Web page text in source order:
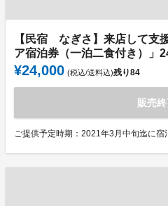
【民宿 なぎさ】来店して支
ア宿泊券（一泊二食付き）」
¥24,000 (税込/送料込)残り84
販売終
ご提供予定時期：2021年3月中旬迄に宿